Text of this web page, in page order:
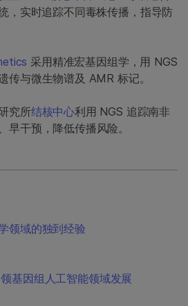
，实时追踪不同毒株传播，指导防
采用精准宏基因组学，用 NGS
传与微生物谱及 AMR 标记。
究所结核中心利用 NGS 追踪南非
早干预，降低传播风险。
领域的独到经验
基因组人工智能领域发展